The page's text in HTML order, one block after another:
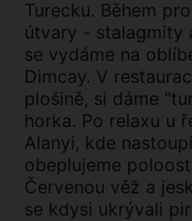
Turecku. Během
útvary - stalagmity
se vydáme na
Dimcay. V
plošině, si dáme
horka. Po relaxu u
Alanyi, kde
obeplujeme
Červenou věž a
se kdysi ukrývali